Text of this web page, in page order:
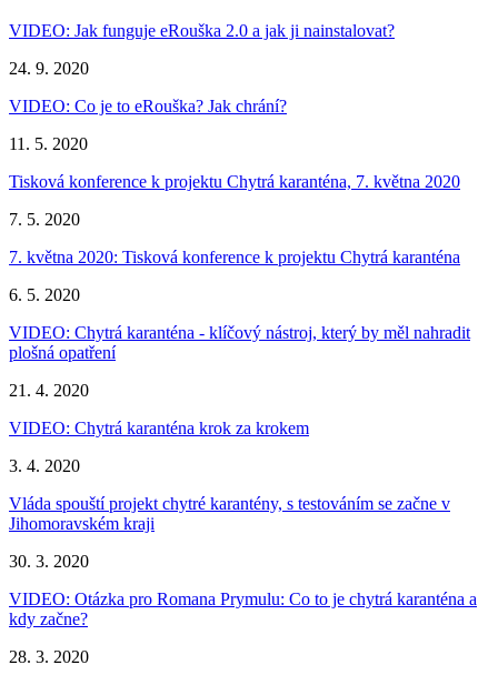
VIDEO: Jak funguje eRouška 2.0 a jak ji nainstalovat?
24. 9. 2020
VIDEO: Co je to eRouška? Jak chrání?
11. 5. 2020
Tisková konference k projektu Chytrá karanténa, 7. května 2020
7. 5. 2020
7. května 2020: Tisková konference k projektu Chytrá karanténa
6. 5. 2020
VIDEO: Chytrá karanténa - klíčový nástroj, který by měl nahradit
plošná opatření
21. 4. 2020
VIDEO: Chytrá karanténa krok za krokem
3. 4. 2020
Vláda spouští projekt chytré karantény, s testováním se začne v
Jihomoravském kraji
30. 3. 2020
VIDEO: Otázka pro Romana Prymulu: Co to je chytrá karanténa a
kdy začne?
28. 3. 2020